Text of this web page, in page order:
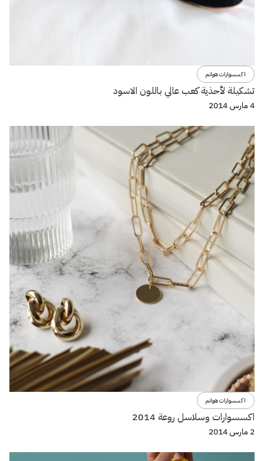
اكسسوارات هوانم
تشكيلة لأحذية كعب عالي باللون الاسود
4 مارس 2014
اكسسوارات هوانم
اكسسوارات وسلاسل روعة 2014
2 مارس 2014